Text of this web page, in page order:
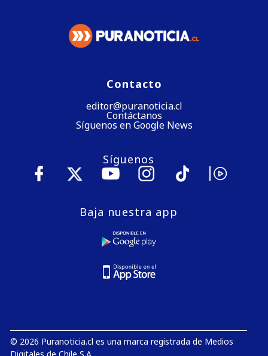
Contacto
editor@puranoticia.cl
Contáctanos
Síguenos en Google News
Síguenos
Baja nuestra app
© 2026 Puranoticia.cl es una marca registrada de Medios